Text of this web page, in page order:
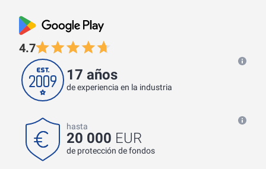
4.7
17 años
de experiencia en la industria
hasta
20 000 EUR
de protección de fondos